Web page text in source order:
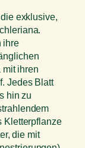
exklusive,
ihre
mit ihren
Jedes Blatt
hin zu
Kletterpflanze
die mit